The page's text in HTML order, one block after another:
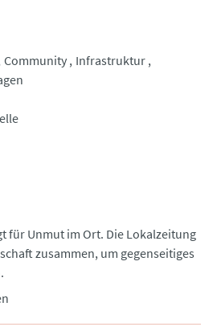
Community Infrastruktur
für Unmut im Ort. Die Lokalzeitung
zusammen, um gegenseitiges